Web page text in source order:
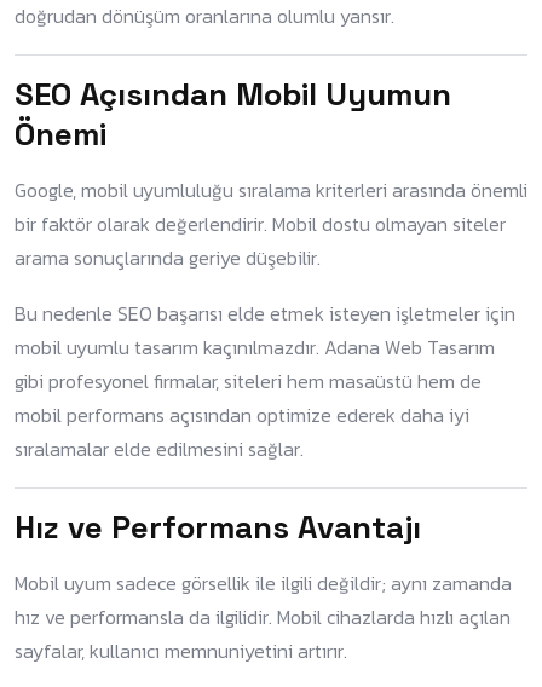
doğrudan dönüşüm oranlarına olumlu yansır.
SEO Açısından Mobil Uyumun
Önemi
Google, mobil uyumluluğu sıralama kriterleri arasında önemli
bir faktör olarak değerlendirir. Mobil dostu olmayan siteler
arama sonuçlarında geriye düşebilir.
Bu nedenle SEO başarısı elde etmek isteyen işletmeler için
mobil uyumlu tasarım kaçınılmazdır. Adana Web Tasarım
gibi profesyonel firmalar, siteleri hem masaüstü hem de
mobil performans açısından optimize ederek daha iyi
sıralamalar elde edilmesini sağlar.
Hız ve Performans Avantajı
Mobil uyum sadece görsellik ile ilgili değildir; aynı zamanda
hız ve performansla da ilgilidir. Mobil cihazlarda hızlı açılan
sayfalar, kullanıcı memnuniyetini artırır.